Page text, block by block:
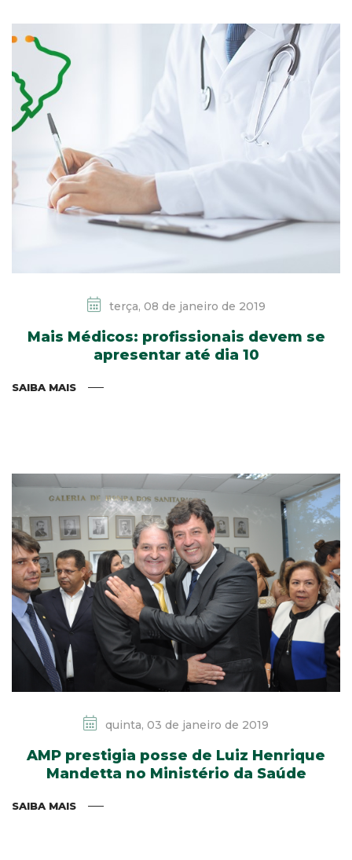
terça, 08 de janeiro de 2019
Mais Médicos: profissionais devem se
apresentar até dia 10
SAIBA MAIS
quinta, 03 de janeiro de 2019
AMP prestigia posse de Luiz Henrique
Mandetta no Ministério da Saúde
SAIBA MAIS